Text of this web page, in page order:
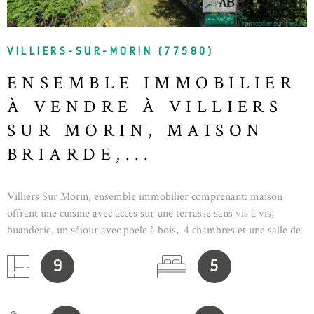
VILLIERS-SUR-MORIN (77580)
ENSEMBLE IMMOBILIER
À VENDRE À VILLIERS
SUR MORIN, MAISON
BRIARDE,...
Villiers Sur Morin, ensemble immobilier comprenant: maison
offrant une cuisine avec accès sur une terrasse sans vis à vis,
buanderie, un séjour avec poele à bois, 4 chambres et une salle de
bain et wc. Le second bien dispose de 2 acces et comprend: une
chambre parentale avec salle de bain, wc et dressing, et à l'étage
supérieur, d'un grand bureau et une autre salle d'eau. Le bien peut
9 5